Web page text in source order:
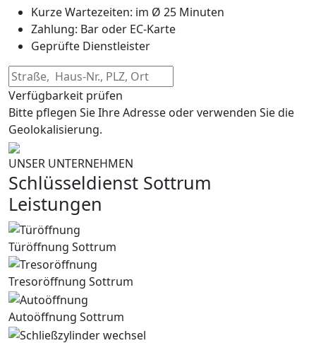
Kurze Wartezeiten: im Ø 25 Minuten
Zahlung: Bar oder EC-Karte
Geprüfte Dienstleister
Verfügbarkeit prüfen
Bitte pflegen Sie Ihre Adresse oder verwenden Sie die
Geolokalisierung.
UNSER UNTERNEHMEN
Schlüsseldienst Sottrum
Leistungen
Türöffnung Sottrum
Tresoröffnung Sottrum
Autoöffnung Sottrum